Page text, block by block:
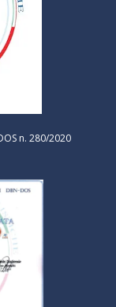
n. 280/2020